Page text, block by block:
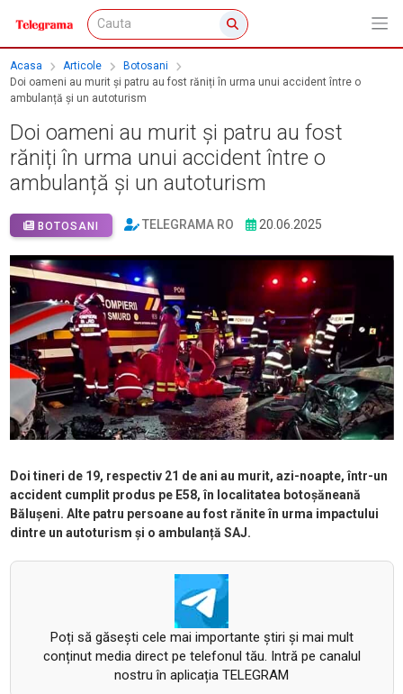
Acasa Articole
Botosani
Doi oameni au murit și patru au fost răniți în urma unui accident între o
ambulanță și un autoturism
Doi oameni au murit și patru au fost
răniți în urma unui accident între o
ambulanță și un autoturism
BOTOSANI TELEGRAMA RO 20.06.2025
Doi tineri de 19, respectiv 21 de ani au murit, azi-noapte, într-un
accident cumplit produs pe E58, în localitatea botoșăneană
Bălușeni. Alte patru persoane au fost rănite în urma impactului
dintre un autoturism și o ambulanță SAJ.
Poți să găsești cele mai importante știri și mai mult
conținut media direct pe telefonul tău. Intră pe canalul
nostru în aplicația TELEGRAM